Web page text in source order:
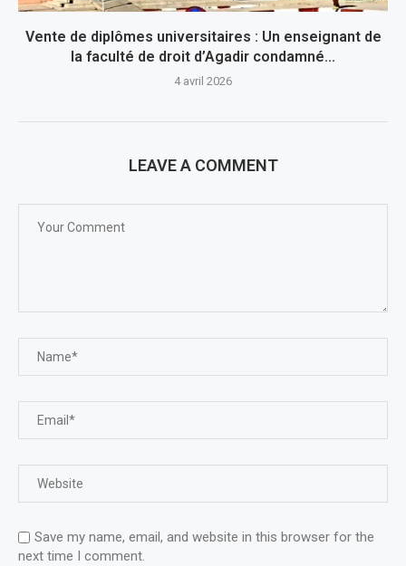
Vente de diplômes universitaires : Un enseignant de
la faculté de droit d’Agadir condamné...
4 avril 2026
LEAVE A COMMENT
Save my name, email, and website in this browser for the
next time I comment.